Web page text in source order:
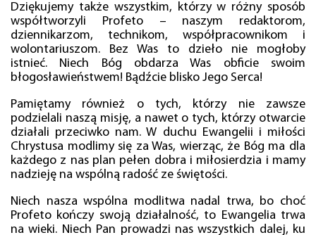
Dziękujemy także wszystkim, którzy w różny sposób
współtworzyli Profeto – naszym redaktorom,
dziennikarzom, technikom, współpracownikom i
wolontariuszom. Bez Was to dzieło nie mogłoby
istnieć. Niech Bóg obdarza Was obficie swoim
błogosławieństwem! Bądźcie blisko Jego Serca!
Pamiętamy również o tych, którzy nie zawsze
podzielali naszą misję, a nawet o tych, którzy otwarcie
działali przeciwko nam. W duchu Ewangelii i miłości
Chrystusa modlimy się za Was, wierząc, że Bóg ma dla
każdego z nas plan pełen dobra i miłosierdzia i mamy
nadzieję na wspólną radość ze świętości.
Niech nasza wspólna modlitwa nadal trwa, bo choć
Profeto kończy swoją działalność, to Ewangelia trwa
na wieki. Niech Pan prowadzi nas wszystkich dalej, ku